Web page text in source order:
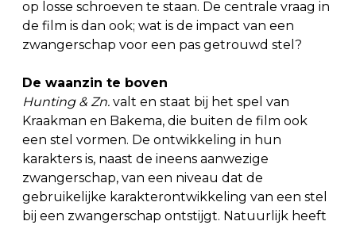
op losse schroeven te staan. De centrale vraag in
de film is dan ook; wat is de impact van een
zwangerschap voor een pas getrouwd stel?
De waanzin te boven
Hunting & Zn. valt en staat bij het spel van
Kraakman en Bakema, die buiten de film ook
een stel vormen. De ontwikkeling in hun
karakters is, naast de ineens aanwezige
zwangerschap, van een niveau dat de
gebruikelijke karakterontwikkeling van een stel
bij een zwangerschap ontstijgt. Natuurlijk heeft